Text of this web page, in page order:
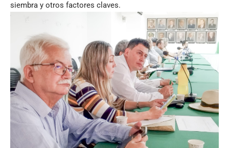
siembra y otros factores claves.